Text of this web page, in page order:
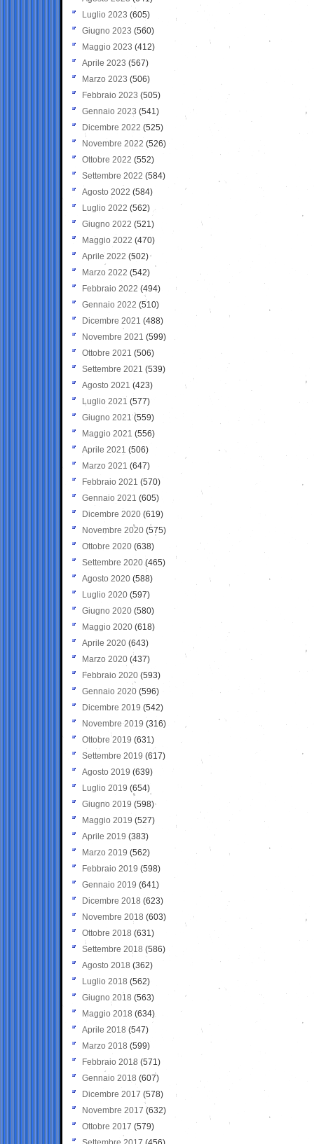
Luglio 2023 (605)
Giugno 2023 (560)
Maggio 2023 (412)
Aprile 2023 (567)
Marzo 2023 (506)
Febbraio 2023 (505)
Gennaio 2023 (541)
Dicembre 2022 (525)
Novembre 2022 (526)
Ottobre 2022 (552)
Settembre 2022 (584)
Agosto 2022 (584)
Luglio 2022 (562)
Giugno 2022 (521)
Maggio 2022 (470)
Aprile 2022 (502)
Marzo 2022 (542)
Febbraio 2022 (494)
Gennaio 2022 (510)
Dicembre 2021 (488)
Novembre 2021 (599)
Ottobre 2021 (506)
Settembre 2021 (539)
Agosto 2021 (423)
Luglio 2021 (577)
Giugno 2021(559)
Maggio 2021 (556)
Aprile 2021 (506)
Marzo 2021 (647)
Febbraio 2021 (570)
Gennaio 2021 (605)
Dicembre 2020 (619)
Novembre 2020 (575)
Ottobre 2020 (638)
Settembre 2020(465)
Agosto 2020 (588)
Luglio 2020 (597)
Giugno 2020 (580)
Maggio 2020 (618)
Aprile 2020 (643)
Marzo 2020 (437)
Febbraio 2020 (593)
Gennaio 2020 (596)
Dicembre 2019 (542)
Novembre 2019 (316)
Ottobre 2019 (631)
Settembre 2019 (617)
Agosto 2019 (639)
Luglio 2019 (654)
Giugno 2019 (598)
Maggio 2019 (527)
Aprile 2019 (383)
Marzo 2019 (562)
Febbraio 2019 (598)
Gennaio 2019 (641)
Dicembre 2018 (623)
Novembre 2018 (603)
Ottobre 2018 (631)
Settembre 2018 (586)
Agosto 2018 (362)
Luglio 2018 (562)
Giugno 2018 (563)
Maggio 2018 (634)
Aprile 2018 (547)
Marzo 2018 (599)
Febbraio 2018 (571)
Gennaio 2018 (607)
Dicembre 2017 (578)
Novembre 2017 (632)
Ottobre 2017 (579)